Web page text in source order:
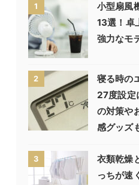
1
小型扇風
13選！卓
強力なモ
2
寝る時の
27度設定
の対策や
感グッズ
3
衣類乾燥
っちが速